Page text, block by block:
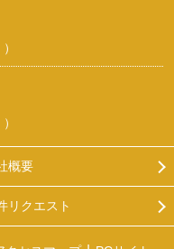
概要
リクエスト